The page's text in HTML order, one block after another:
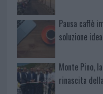
Pausa caffè
soluzione
Monte Pino,
rinascita